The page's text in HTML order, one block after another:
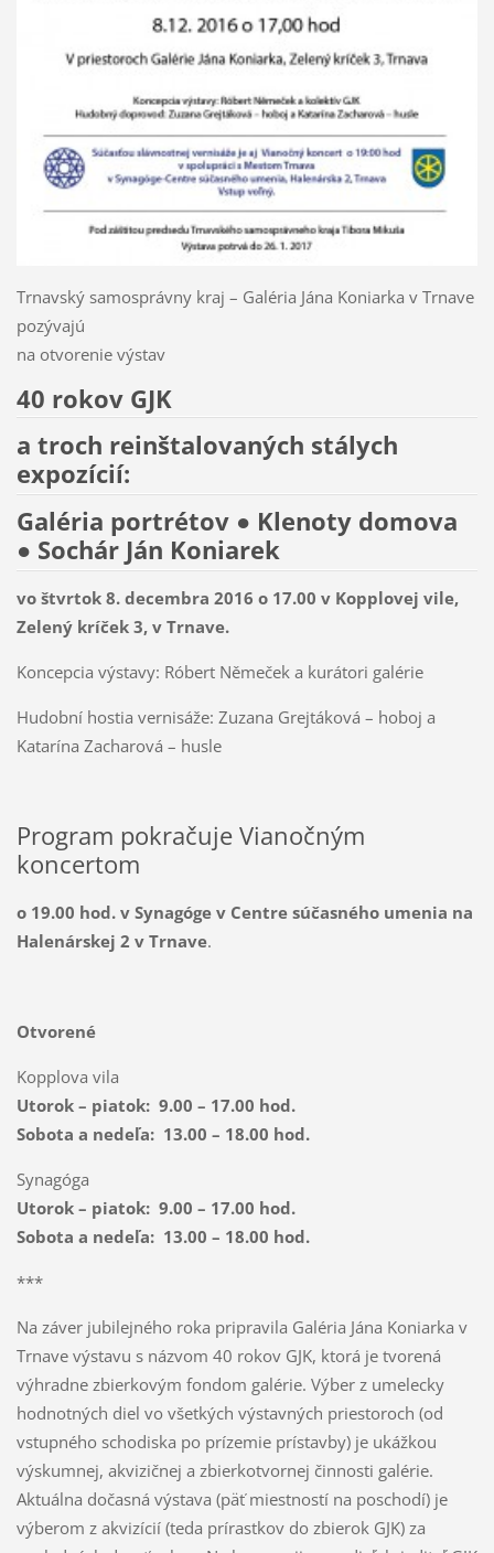
Trnavský samosprávny kraj – Galéria Jána Koniarka v Trnave
pozývajú
na otvorenie výstav
40 rokov GJK
a troch reinštalovaných stálych
expozícií:
Galéria portrétov ● Klenoty domova
● Sochár Ján Koniarek
vo štvrtok 8. decembra 2016 o 17.00 v Kopplovej vile,
Zelený kríček 3, v Trnave.
Koncepcia výstavy: Róbert Němeček a kurátori galérie
Hudobní hostia vernisáže: Zuzana Grejtáková – hoboj a
Katarína Zacharová – husle
Program pokračuje Vianočným
koncertom
o 19.00 hod. v Synagóge v Centre súčasného umenia na
Halenárskej 2 v Trnave.
Otvorené
Kopplova vila
Utorok – piatok: 9.00 – 17.00 hod.
Sobota a nedeľa: 13.00 – 18.00 hod.
Synagóga
Utorok – piatok: 9.00 – 17.00 hod.
Sobota a nedeľa: 13.00 – 18.00 hod.
***
Na záver jubilejného roka pripravila Galéria Jána Koniarka v
Trnave výstavu s názvom 40 rokov GJK, ktorá je tvorená
výhradne zbierkovým fondom galérie. Výber z umelecky
hodnotných diel vo všetkých výstavných priestoroch (od
vstupného schodiska po prízemie prístavby) je ukážkou
výskumnej, akvizičnej a zbierkotvornej činnosti galérie.
Aktuálna dočasná výstava (päť miestností na poschodí) je
výberom z akvizícií (teda prírastkov do zbierok GJK) za